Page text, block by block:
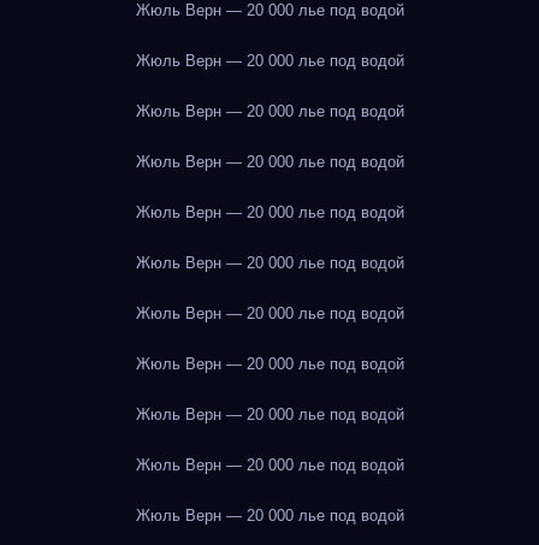
Жюль Верн — 20 000 лье под водой
Жюль Верн — 20 000 лье под водой
Жюль Верн — 20 000 лье под водой
Жюль Верн — 20 000 лье под водой
Жюль Верн — 20 000 лье под водой
Жюль Верн — 20 000 лье под водой
Жюль Верн — 20 000 лье под водой
Жюль Верн — 20 000 лье под водой
Жюль Верн — 20 000 лье под водой
Жюль Верн — 20 000 лье под водой
Жюль Верн — 20 000 лье под водой